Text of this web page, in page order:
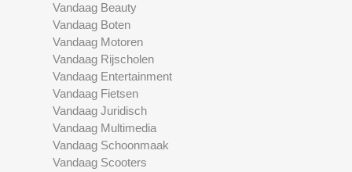
Vandaag Beauty
Vandaag Boten
Vandaag Motoren
Vandaag Rijscholen
Vandaag Entertainment
Vandaag Fietsen
Vandaag Juridisch
Vandaag Multimedia
Vandaag Schoonmaak
Vandaag Scooters